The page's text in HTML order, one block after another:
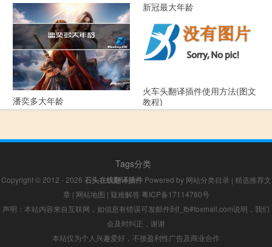
52年属什么生肖多大年龄 新冠最大年龄
潘奕多大年龄
火车头翻译插件使用方法(图文
教程)
Tags分类
Copyright © 2012 - 2026 石头在线翻译插件Powered by 网站分类目录 | 精选推荐文
章 | 网站地图 | 疑难解答 粤ICP备17114760号
声明：本站内容来自互联网，如信息有错误可发邮件到f_fb#foxmail.com说明，我们
会及时纠正，谢谢
本站仅为个人兴趣爱好，不接盈利性广告及商业合作